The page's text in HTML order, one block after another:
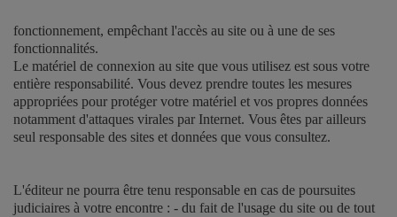
fonctionnement, empêchant l'accès au site ou à une de ses
fonctionnalités.
Le matériel de connexion au site que vous utilisez est sous votre
entière responsabilité. Vous devez prendre toutes les mesures
appropriées pour protéger votre matériel et vos propres données
notamment d'attaques virales par Internet. Vous êtes par ailleurs
seul responsable des sites et données que vous consultez.
L'éditeur ne pourra être tenu responsable en cas de poursuites
judiciaires à votre encontre : - du fait de l'usage du site ou de tout